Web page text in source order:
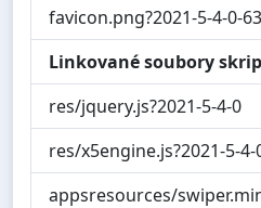
favicon.png?2021-5-4-0-
Linkované soubory
res/jquery.js?2021-5-4-0
res/x5engine.js?2021-5-4-
appsresources/